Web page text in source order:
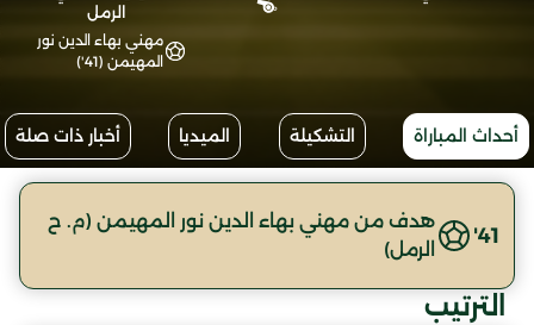
الرمل
مهني بهاء الدين نور
المهيمن (41')
أحداث المباراة التشكيلة الميديا أخبار ذات صلة
41'
هدف من مهني بهاء الدين نور المهيمن (م. ح
الرمل)
الترتيب